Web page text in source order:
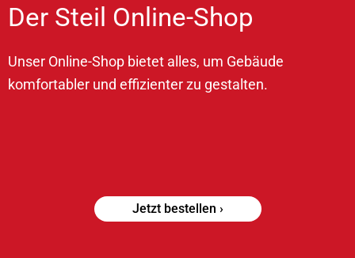
Der Steil Online-Shop
Unser Online-Shop bietet alles, um Gebäude
komfortabler und effizienter zu gestalten.
Jetzt bestellen ›